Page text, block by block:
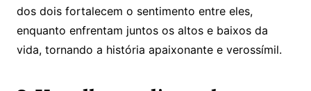
dos dois fortalecem o sentimento entre eles,
enquanto enfrentam juntos os altos e baixos da
vida, tornando a história apaixonante e verossímil.